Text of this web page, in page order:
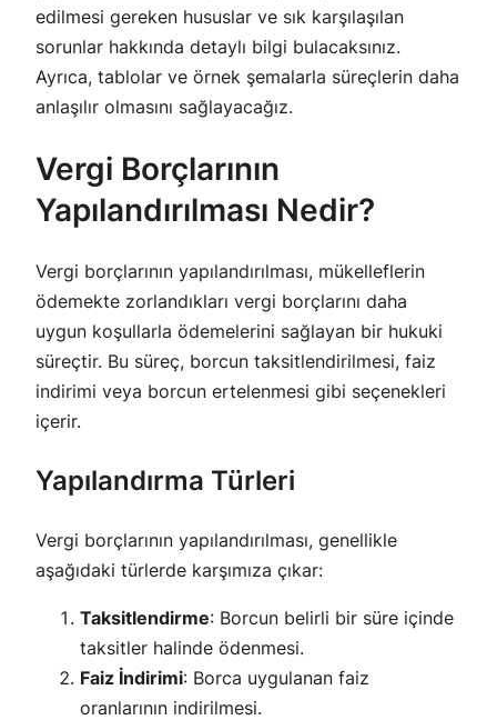
edilmesi gereken hususlar ve sık karşılaşılan
sorunlar hakkında detaylı bilgi bulacaksınız.
Ayrıca, tablolar ve örnek şemalarla süreçlerin daha
anlaşılır olmasını sağlayacağız.
Vergi Borçlarının
Yapılandırılması Nedir?
Vergi borçlarının yapılandırılması, mükelleflerin
ödemekte zorlandıkları vergi borçlarını daha
uygun koşullarla ödemelerini sağlayan bir hukuki
süreçtir. Bu süreç, borcun taksitlendirilmesi, faiz
indirimi veya borcun ertelenmesi gibi seçenekleri
içerir.
Yapılandırma Türleri
Vergi borçlarının yapılandırılması, genellikle
aşağıdaki türlerde karşımıza çıkar:
Taksitlendirme: Borcun belirli bir süre içinde
taksitler halinde ödenmesi.
Faiz İndirimi: Borca uygulanan faiz
oranlarının indirilmesi.